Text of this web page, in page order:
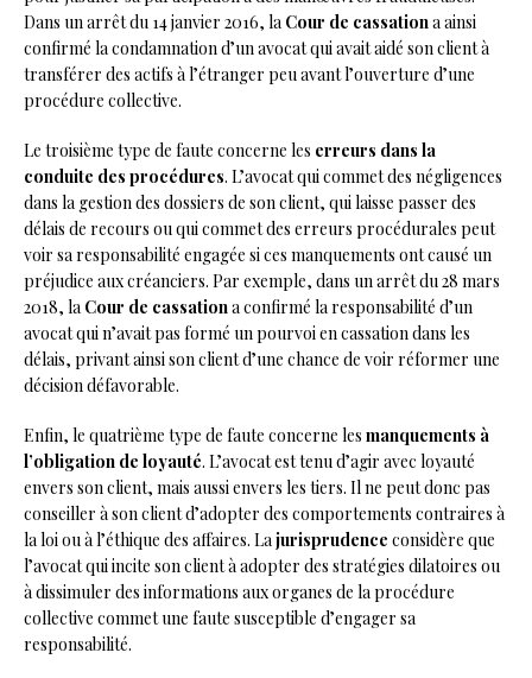
Dans un arrêt du 14 janvier 2016, la Cour de cassationa ainsi
confirmé la condamnation d’un avocat qui avait aidé son client à
transférer des actifs à l’étranger peu avant l’ouverture d’une
procédure collective.
Le troisième type de faute concerne les erreurs dans la
conduite des procédures. L’avocat qui commet des négligences
dans la gestion des dossiers de son client, qui laisse passer des
délais de recours ou qui commet des erreurs procédurales peut
voir sa responsabilité engagée si ces manquements ont causé un
préjudice aux créanciers. Par exemple, dans un arrêt du 28 mars
2018, la Cour de cassationa confirmé la responsabilité d’un
avocat qui n’avait pas formé un pourvoi en cassation dans les
délais, privant ainsi son client d’une chance de voir réformer une
décision défavorable.
Enfin, le quatrième type de faute concerne les manquements à
l’obligation de loyauté. L’avocat est tenu d’agir avec loyauté
envers son client, mais aussi envers les tiers. Il ne peut donc pas
conseiller à son client d’adopter des comportements contraires à
la loi ou à l’éthique des affaires. La jurisprudence considère que
l’avocat qui incite son client à adopter des stratégies dilatoires ou
à dissimuler des informations aux organes de la procédure
collective commet une faute susceptible d’engager sa
responsabilité.